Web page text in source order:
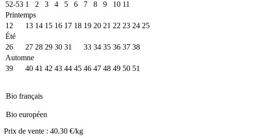
52-53 1 2 3 4 5 6 7 8 9 10 11
Printemps
12
13 14 15 16 17 18 19 20 21 22 23 24 25
Été
26
27 28 29 30 31 33 34 35 36 37 38
Automne
39
40 41 42 43 44 45 46 47 48 49 50 51
Bio français
Bio européen
Prix de vente : 40.30 €/kg